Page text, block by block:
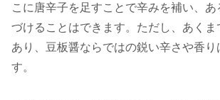
こに唐辛子を足すことで辛みを補い、
づけることはできます。ただし、あく
あり、豆板醤ならではの鋭い辛さや香
す。